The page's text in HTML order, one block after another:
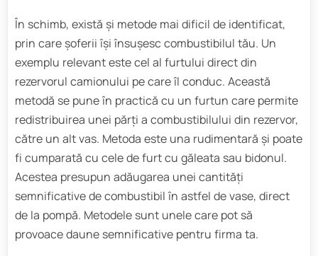
În schimb, există și metode mai dificil de identificat,
prin care șoferii își însușesc combustibilul tău. Un
exemplu relevant este cel al furtului direct din
rezervorul camionului pe care îl conduc. Această
metodă se pune în practică cu un furtun care permite
redistribuirea unei părți a combustibilului din rezervor,
către un alt vas. Metoda este una rudimentară și poate
fi cumparată cu cele de furt cu găleata sau bidonul.
Acestea presupun adăugarea unei cantități
semnificative de combustibil în astfel de vase, direct
de la pompă. Metodele sunt unele care pot să
provoace daune semnificative pentru firma ta.